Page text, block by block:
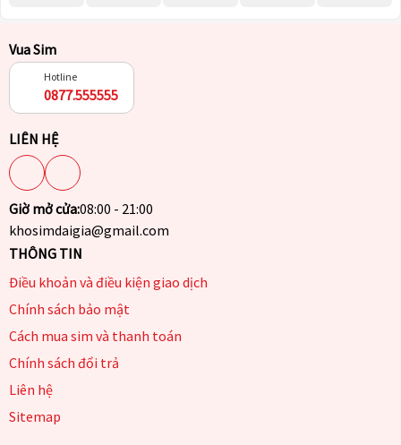
Vua Sim
Hotline
0877.555555
LIÊN HỆ
Giờ mở cửa:08:00 - 21:00
khosimdaigia@gmail.com
THÔNG TIN
Điều khoản và điều kiện giao dịch
Chính sách bảo mật
Cách mua sim và thanh toán
Chính sách đổi trả
Liên hệ
Sitemap